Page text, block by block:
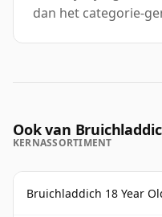
dan het categorie-
Ook van
KERNASSORTIMENT
Bruichladdich 18 Year